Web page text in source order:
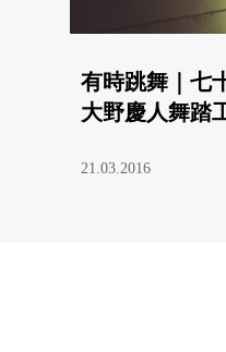
有時跳舞｜七
大野慶人舞踏
21.03.2016